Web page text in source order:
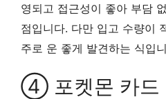
영되고 접근성이 좋아 부담
점입니다. 다만 입고 수량이
주로 운 좋게 발견하는 식입
④ 포켓몬 카드